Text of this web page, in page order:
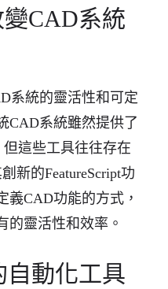
CAD系統
系統的靈活性和可定
CAD系統雖然提供了
這些工具往往存在
新的FeatureScript功
義CAD功能的方式，
的靈活性和效率。
動化工具